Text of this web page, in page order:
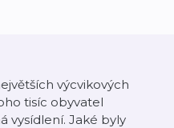
výcvikových
tisíc obyvatel
vysídlení. Jaké byly